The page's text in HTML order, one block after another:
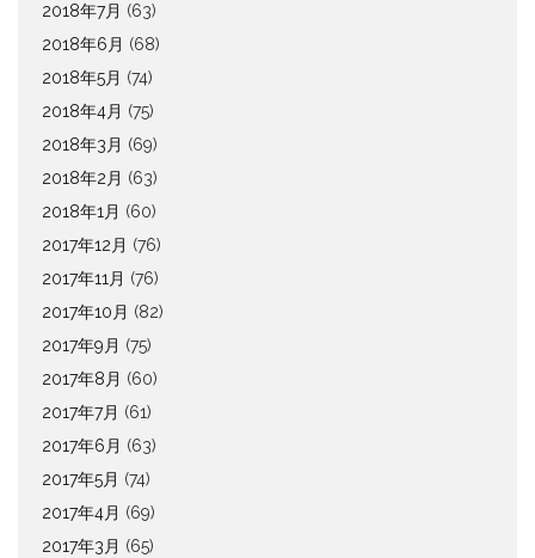
2018年7月 (63)
2018年6月 (68)
2018年5月 (74)
2018年4月 (75)
2018年3月 (69)
2018年2月 (63)
2018年1月 (60)
2017年12月 (76)
2017年11月 (76)
2017年10月 (82)
2017年9月 (75)
2017年8月 (60)
2017年7月 (61)
2017年6月 (63)
2017年5月 (74)
2017年4月 (69)
2017年3月 (65)